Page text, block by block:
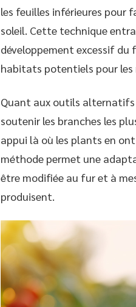
les feuilles inférieures pour
soleil. Cette technique
développement excessif
habitats potentiels pour les
Quant aux outils
soutenir les branches les
appui là où les plants en
méthode permet une
être modifiée au fur et à
produisent.